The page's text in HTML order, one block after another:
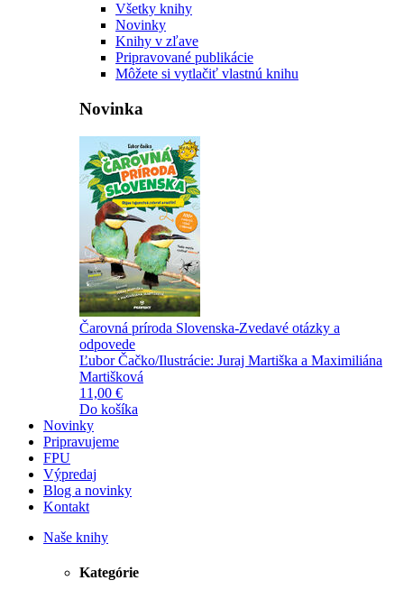
Všetky knihy
Novinky
Knihy v zľave
Pripravované publikácie
Môžete si vytlačiť vlastnú knihu
Novinka
Čarovná príroda Slovenska-Zvedavé otázky a
odpovede
Ľubor Čačko/Ilustrácie: Juraj Martiška a Maximiliána
Martišková
11,00 €
Do košíka
Novinky
Pripravujeme
FPU
Výpredaj
Blog a novinky
Kontakt
Naše knihy
Kategórie